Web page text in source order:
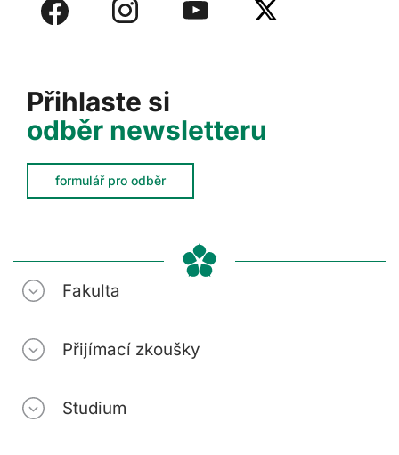
Přihlaste si
odběr newsletteru
formulář pro odběr
Fakulta
Přijímací zkoušky
Studium